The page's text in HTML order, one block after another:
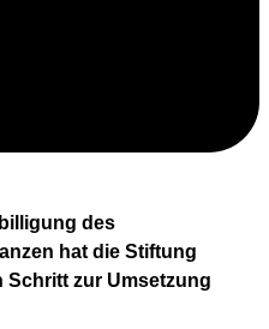
des
hat die Stiftung
Schritt zur Umsetzung